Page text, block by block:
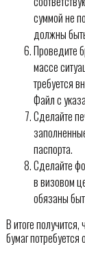
суммой не
должны
Проведите
массе
требуется
Файл с
Сделайте
паспорта.
Сделайте
в визовом
обязаны
В итоге
бумаг